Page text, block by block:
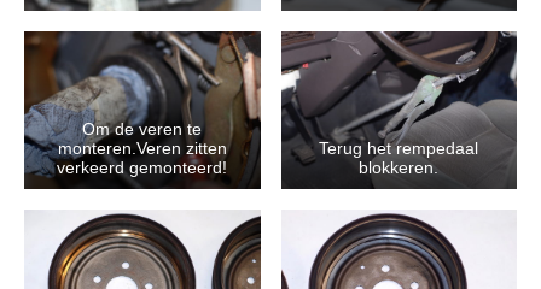
Om de veren te
monteren.Veren zitten
verkeerd gemonteerd!
Terug het rempedaal
blokkeren.